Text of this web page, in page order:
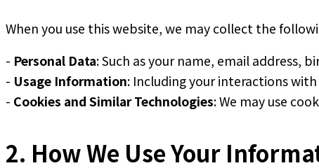
When you use this website, we may collect the
- Personal Data: Such as your name, email address,
- Usage Information: Including your interactions
- Cookies and Similar Technologies: We may use
2. How We Use Your